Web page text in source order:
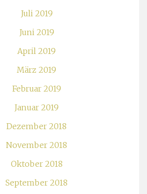
Juli 2019
Juni 2019
April 2019
März 2019
Februar 2019
Januar 2019
Dezember 2018
November 2018
Oktober 2018
September 2018